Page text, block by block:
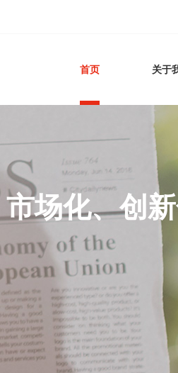
首页 关于
场化、创